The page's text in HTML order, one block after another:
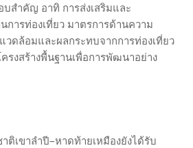
สำคัญ อาทิ การส่งเสริมและ
ารท่องเที่ยว มาตรการด้านความ
วดล้อมและผลกระทบจากการท่องเที่ยว
รงสร้างพื้นฐานเพื่อการพัฒนาอย่าง
ติเขาลำปี–หาดท้ายเหมืองยังได้รับ